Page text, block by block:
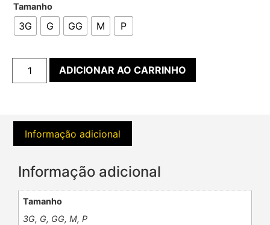
Tamanho
3G G GG M P
ADICIONAR AO CARRINHO
Informação adicional
Informação adicional
Tamanho
3G, G, GG, M, P